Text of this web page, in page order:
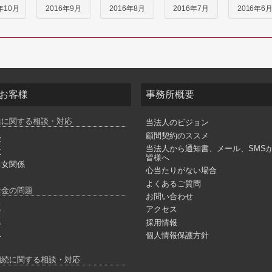
10月 2016年9月 2016年8月 2016年7月 2016年6
客様
関する相談・対応
関係
の問題
に関する相談・対応
事務所概要
当法人のビジョン
顧問契約のススメ
当法人から通知書、メール、SMS
皆様へ
心当たりがない場合
よくあるご質問
お問い合わせ
アクセス
採用情報
個人情報保護方針